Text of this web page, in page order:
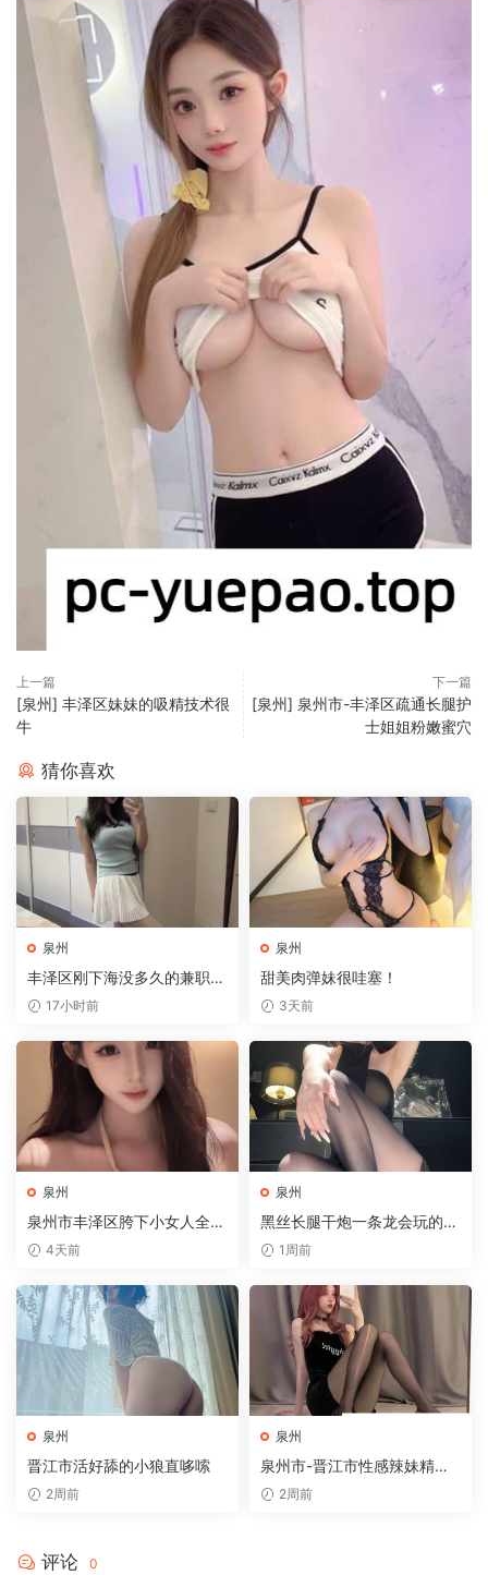
上一篇
[泉州] 丰泽区妹妹的吸精技术很
牛
下一篇
[泉州] 泉州市-丰泽区疏通长腿护
士姐姐粉嫩蜜穴
猜你喜欢
泉州
丰泽区刚下海没多久的兼职妹
子任由摆弄
17小时前
泉州
甜美肉弹妹很哇塞！
3天前
泉州
泉州市丰泽区胯下小女人全套
服务满满
4天前
泉州
黑丝长腿干炮一条龙会玩的开
放 1周前
泉州
晋江市活好舔的小狼直哆嗦
2周前
泉州
泉州市-晋江市性感辣妹精通
吹拉弹
2周前
评论 0